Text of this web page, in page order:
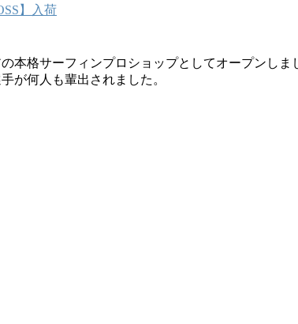
】入荷
本格サーフィンプロショップとしてオープンしま
が何人も輩出されました。